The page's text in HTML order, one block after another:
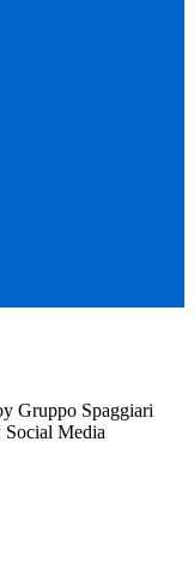
Gruppo Spaggiari
Media